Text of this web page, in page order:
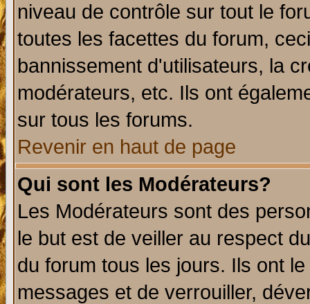
niveau de contrôle sur tout le
toutes les facettes du forum,
bannissement d'utilisateurs, la
modérateurs, etc. Ils ont
sur tous les forums.
Revenir en haut de page
Qui sont les Modérateurs?
Les Modérateurs sont des
le but est de veiller au respect
du forum tous les jours. Ils ont
messages et de verrouiller,